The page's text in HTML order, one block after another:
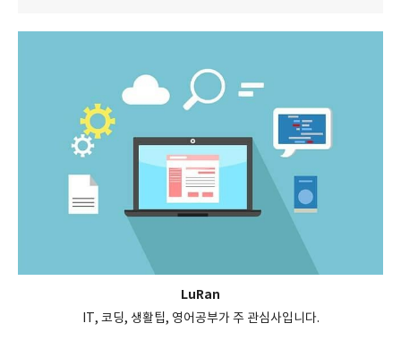
LuRan
IT, 코딩, 생활팁, 영어공부가 주 관심사입니다.